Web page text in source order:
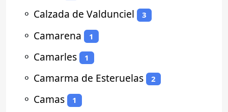
⚬ Calzada de Valdunciel 3
⚬ Camarena 1
⚬ Camarles 1
⚬ Camarma de Esteruelas 2
⚬ Camas 1